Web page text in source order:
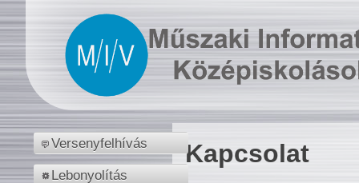
Versenyfelhívás
Lebonyolítás
Kapcsolat